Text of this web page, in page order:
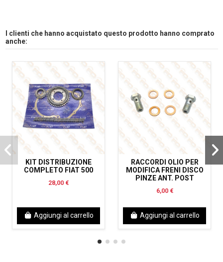
I clienti che hanno acquistato questo prodotto hanno comprato
anche:
KIT DISTRIBUZIONE
COMPLETO FIAT 500
28,00 €
Aggiungi al carrello
RACCORDI OLIO PER
MODIFICA FRENI DISCO
PINZE ANT. POST
6,00 €
Aggiungi al carrello